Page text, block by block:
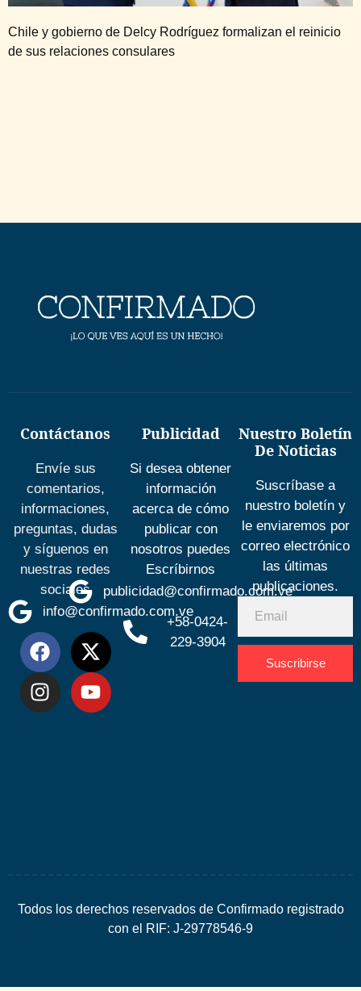
Chile y gobierno de Delcy Rodríguez formalizan el reinicio
de sus relaciones consulares
Contáctanos
Envíe sus
comentarios,
informaciones,
preguntas, dudas
y síguenos en
nuestras redes
sociales
info@confirmado.com.ve
Publicidad
Si desea obtener
información
acerca de cómo
publicar con
nosotros puedes
Escríbirnos
publicidad@confirmado.com.ve
+58-0424-
229-3904
Nuestro Boletín
De Noticias
Suscríbase a
nuestro boletín y
le enviaremos por
correo electrónico
las últimas
publicaciones.
Suscribirse
Todos los derechos reservados de Confirmado registrado
con el RIF: J-29778546-9